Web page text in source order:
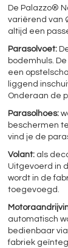
De Palazzo®
variërend van
altijd een
Parasolvoet:
bodemhuls.
een
liggend
Onderaan de
Parasolhoes:
beschermen
vind je de
Volant: als
Uitgevoerd in
wordt in de
toegevoegd.
automatisch
bedienbaar
fabriek